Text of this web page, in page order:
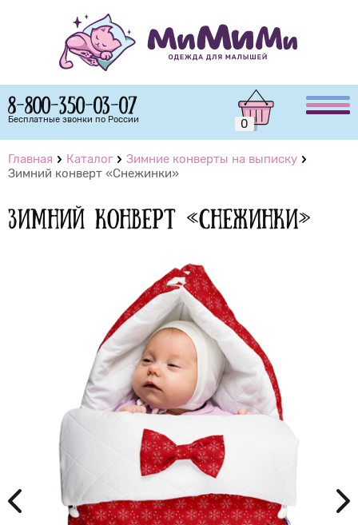
8-800-350-03-07
Бесплатные звонки по России 0
Главная Каталог
Зимние конверты на выписку
Зимний конверт «Снежинки»
Зимний конверт «Снежинки»